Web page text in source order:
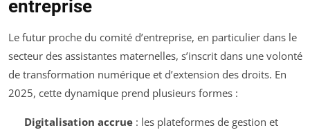
entreprise
Le futur proche du comité d’entreprise, en particulier dans le
secteur des assistantes maternelles, s’inscrit dans une volonté
de transformation numérique et d’extension des droits. En
2025, cette dynamique prend plusieurs formes :
Digitalisation accrue: les plateformes de gestion et